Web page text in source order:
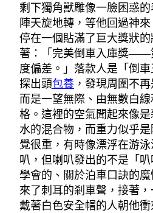
剩下獨角獸雕像一臉困惑
陣天旋地轉，等他回過神
停在一個貼滿了巨大獎狀
著：「完美倒車入庫獎——
度偏差。」落款人是「倒
探出頭包養 ，發現周圍不
而是一望無際、由無數白
格。這裡的空氣聞起來像
水的混合物，而重力似乎
覺很重，有時像漂浮在游
叭，但喇叭發出的不是「
學會的、關於泊車口訣的
來了刺耳的剎車聲，接著
戴著白色安全帽的人朝他